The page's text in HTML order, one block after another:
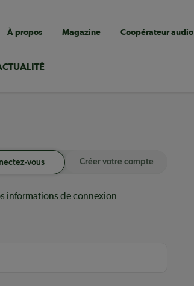
Navigation
À propos Magazine Coopérateur audio
vous Créer votre compte
informations de connexion